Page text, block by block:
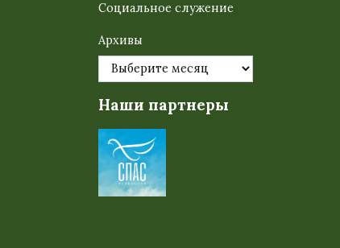
Социальное служение
Архивы
Наши партнеры